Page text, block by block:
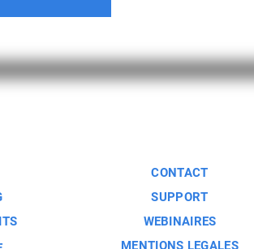
CONTACT
SUPPORT
WEBINAIRES
MENTIONS LEGALES